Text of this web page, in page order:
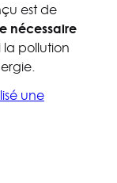
est de
nécessaire
la pollution
une